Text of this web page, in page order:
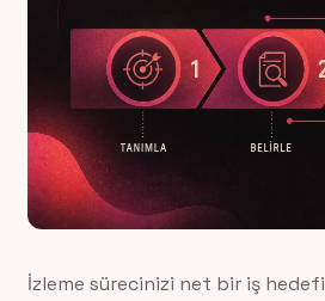
İzleme sürecinizi net bir iş